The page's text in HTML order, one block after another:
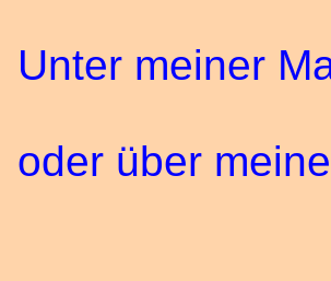
Unter meiner
oder über